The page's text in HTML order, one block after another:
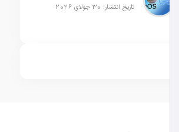
تاریخ انتشار: 30 جولای 2026